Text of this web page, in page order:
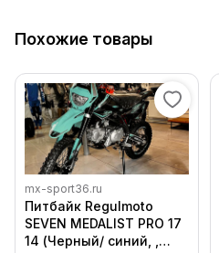
Похожие товары
mx-sport36.ru
Питбайк Regulmoto
SEVEN MEDALIST PRO 17
14 (Черный/ синий, ,